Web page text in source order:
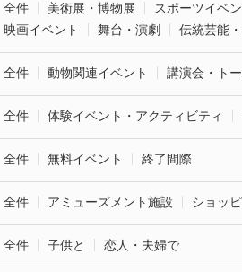
全件 美術展・博物展 スポーツイベ
映画イベント
舞台・演劇 伝統芸能
全件 動物関連イベント 講演会・ト
全件 体験イベント・アクティビティ
全件 無料イベント 終了間際
全件 アミューズメント施設 ショッ
全件 子供と 恋人・夫婦で